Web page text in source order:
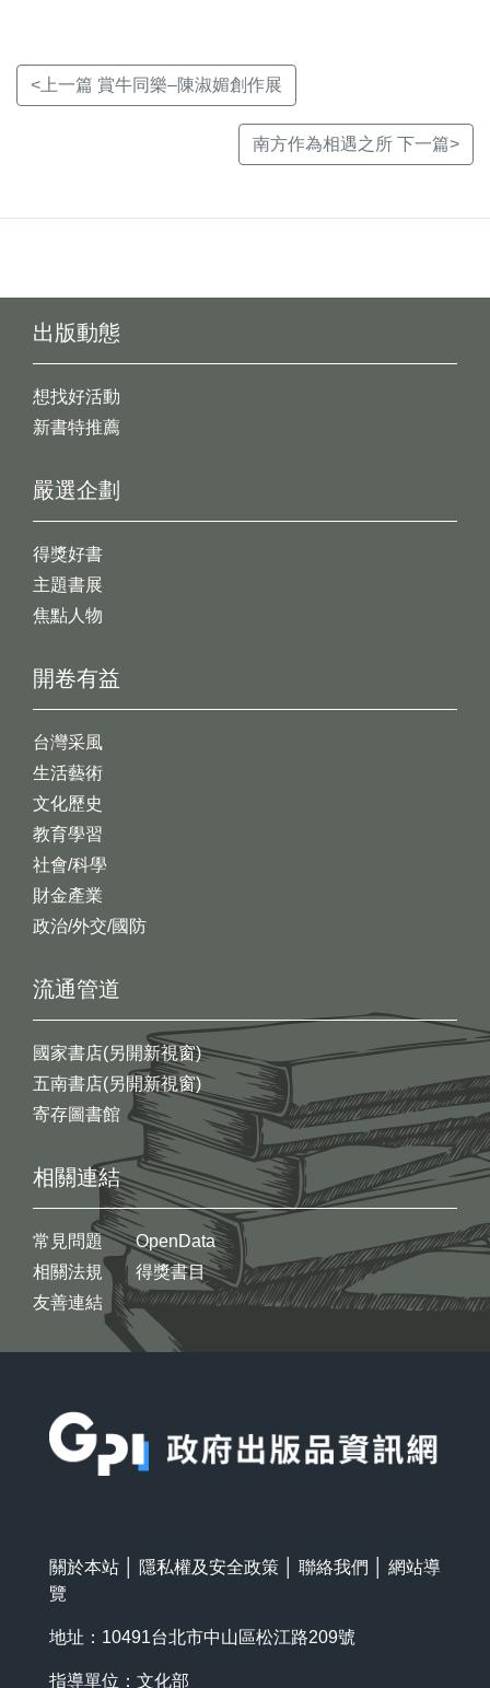
<上一篇 賞牛同樂–陳淑媚創作展
南方作為相遇之所 下一篇>
出版動態
想找好活動
新書特推薦
開卷有益
台灣采風
生活藝術
文化歷史
教育學習
社會/科學
財金產業
政治/外交/國防
嚴選企劃
得獎好書
主題書展
焦點人物
流通管道
國家書店(另開新視窗)
五南書店(另開新視窗)
寄存圖書館
相關連結
常見問題
相關法規
友善連結
OpenData
得獎書目
關於本站 隱私權及安全政策 聯絡我們
網站導
覽
地址：10491台北市中山區松江路209號
指導單位：文化部